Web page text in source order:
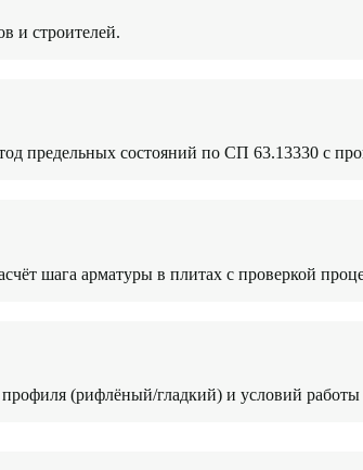
и строителей.
предельных состояний по СП 63.13330 с
шага арматуры в плитах с проверкой
(рифлёный/гладкий) и условий работы